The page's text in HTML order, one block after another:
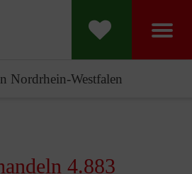
Nordrhein-Westfalen
4.883